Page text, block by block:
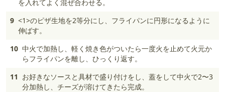
を入れてよく混ぜ合わせる。
9 <1>のピザ生地を2等分にし、フライパンに円形になるように
伸ばす。
10 中火で加熱し、軽く焼き色がついたら一度火を止めて火元か
らフライパンを離し、ひっくり返す。
11 お好きなソースと具材で盛り付けをし、蓋をして中火で2〜3
分加熱し、チーズが溶けてきたら完成。